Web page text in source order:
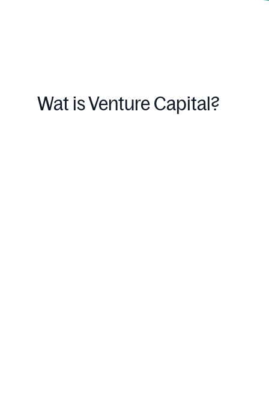
Wat is Venture Capital?